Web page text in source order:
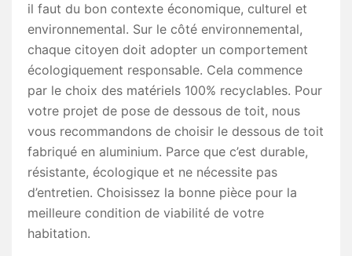
il faut du bon contexte économique, culturel et
environnemental. Sur le côté environnemental,
chaque citoyen doit adopter un comportement
écologiquement responsable. Cela commence
par le choix des matériels 100% recyclables. Pour
votre projet de pose de dessous de toit, nous
vous recommandons de choisir le dessous de toit
fabriqué en aluminium. Parce que c’est durable,
résistante, écologique et ne nécessite pas
d’entretien. Choisissez la bonne pièce pour la
meilleure condition de viabilité de votre
habitation.